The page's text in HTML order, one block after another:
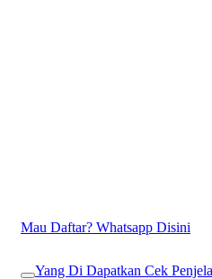
Mau Daftar? Whatsapp Disini
Yang Di Dapatkan Cek